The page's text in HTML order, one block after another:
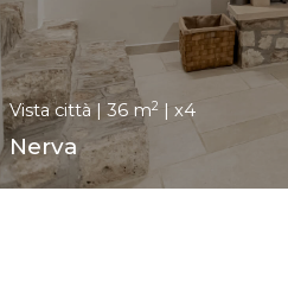
Vista città | 36 m2 | x4
Nerva